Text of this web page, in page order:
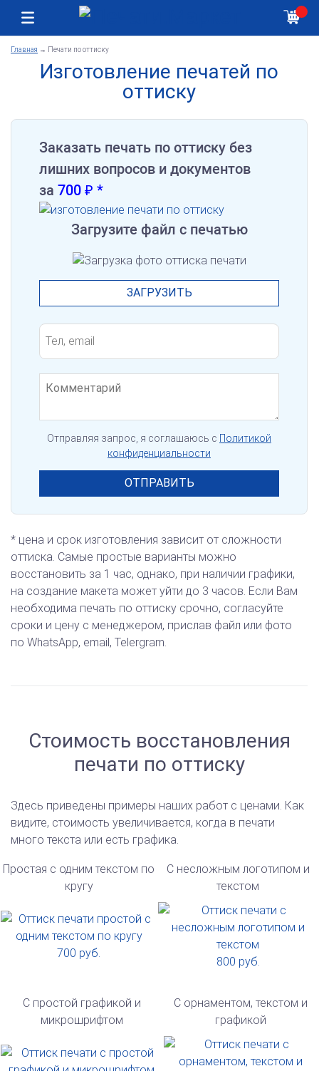
Главная → Печати по оттиску
Изготовление печатей по
оттиску
Заказать печать по оттиску без
лишних вопросов и документов
за 700 ₽ *
Загрузите файл с печатью
ЗАГРУЗИТЬ
Отправляя запрос, я соглашаюсь с Политикой
конфиденциальности
ОТПРАВИТЬ
* цена и срок изготовления зависит от сложности
оттиска. Самые простые варианты можно
восстановить за 1 час, однако, при наличии графики,
на создание макета может уйти до 3 часов. Если Вам
необходима печать по оттиску срочно, согласуйте
сроки и цену с менеджером, прислав файл или фото
по WhatsApp, email, Telergram.
Стоимость восстановления
печати по оттиску
Здесь приведены примеры наших работ с ценами. Как
видите, стоимость увеличивается, когда в печати
много текста или есть графика.
Простая с одним текстом по
кругу
С несложным логотипом и
текстом
700 руб.
800 руб.
С простой графикой и
микрошрифтом
С орнаментом, текстом и
графикой